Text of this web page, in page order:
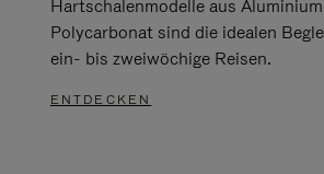
Hartschalenmodelle aus
Polycarbonat sind die idealen
ein- bis zweiwöchige Reisen.
ENTDECKEN